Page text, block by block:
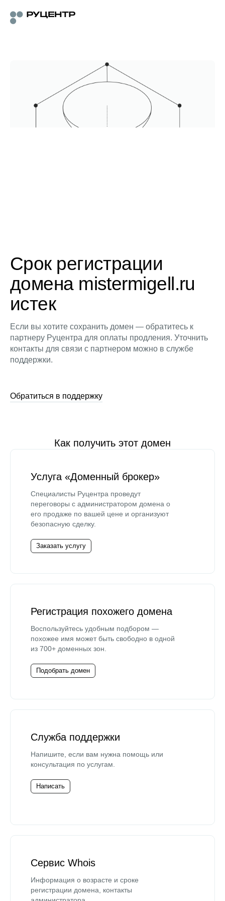
Срок регистрации
домена mistermigell.ru
истек
Если вы хотите сохранить домен — обратитесь к
партнеру Руцентра для оплаты продления. Уточнить
контакты для связи с партнером можно в службе
поддержки.
Обратиться в поддержку
Как получить этот домен
Услуга «Доменный брокер»
Специалисты Руцентра проведут
переговоры с администратором домена о
его продаже по вашей цене и организуют
безопасную сделку.
Заказать услугу
Регистрация похожего домена
Воспользуйтесь удобным подбором —
похожее имя может быть свободно в одной
из 700+ доменных зон.
Подобрать домен
Служба поддержки
Напишите, если вам нужна помощь или
консультация по услугам.
Написать
Сервис Whois
Информация о возрасте и сроке
регистрации домена, контакты